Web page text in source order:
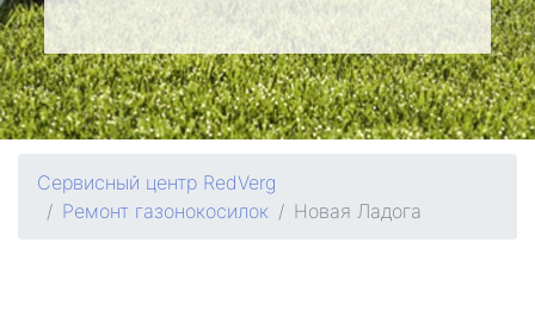
Сервисный центр RedVerg
Ремонт газонокосилок
Новая Ладога